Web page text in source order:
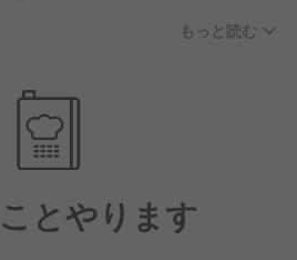
だける、バーガーキングのこだ
もっと読む
とやります